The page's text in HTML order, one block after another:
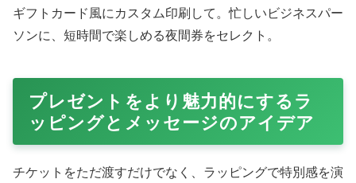
ギフトカード風にカスタム印刷して。忙しいビジネスパー
ソンに、短時間で楽しめる夜間券をセレクト。
プレゼントをより魅力的にするラ
ッピングとメッセージのアイデア
チケットをただ渡すだけでなく、ラッピングで特別感を演